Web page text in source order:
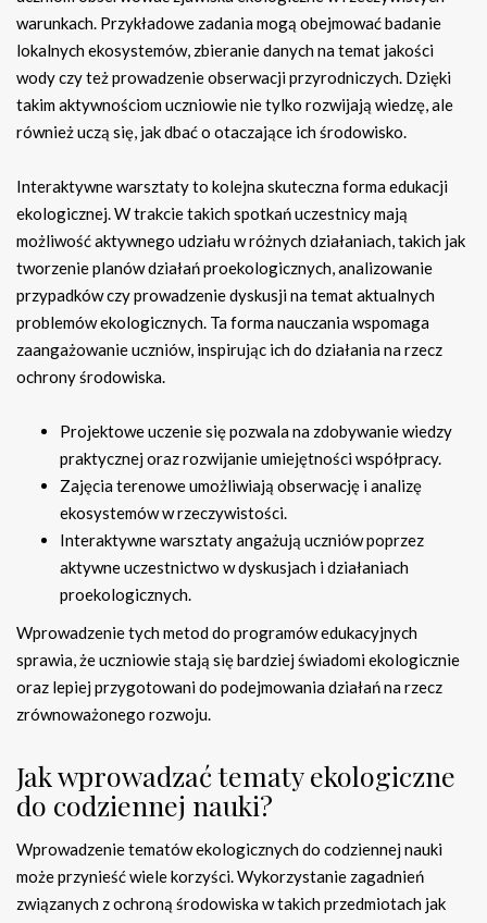
warunkach. Przykładowe zadania mogą obejmować badanie
lokalnych ekosystemów, zbieranie danych na temat jakości
wody czy też prowadzenie obserwacji przyrodniczych. Dzięki
takim aktywnościom uczniowie nie tylko rozwijają wiedzę, ale
również uczą się, jak dbać o otaczające ich środowisko.
Interaktywne warsztaty to kolejna skuteczna forma edukacji
ekologicznej. W trakcie takich spotkań uczestnicy mają
możliwość aktywnego udziału w różnych działaniach, takich jak
tworzenie planów działań proekologicznych, analizowanie
przypadków czy prowadzenie dyskusji na temat aktualnych
problemów ekologicznych. Ta forma nauczania wspomaga
zaangażowanie uczniów, inspirując ich do działania na rzecz
ochrony środowiska.
Projektowe uczenie się pozwala na zdobywanie wiedzy
praktycznej oraz rozwijanie umiejętności współpracy.
Zajęcia terenowe umożliwiają obserwację i analizę
ekosystemów w rzeczywistości.
Interaktywne warsztaty angażują uczniów poprzez
aktywne uczestnictwo w dyskusjach i działaniach
proekologicznych.
Wprowadzenie tych metod do programów edukacyjnych
sprawia, że uczniowie stają się bardziej świadomi ekologicznie
oraz lepiej przygotowani do podejmowania działań na rzecz
zrównoważonego rozwoju.
Jak wprowadzać tematy ekologiczne
do codziennej nauki?
Wprowadzenie tematów ekologicznych do codziennej nauki
może przynieść wiele korzyści. Wykorzystanie zagadnień
związanych z ochroną środowiska w takich przedmiotach jak